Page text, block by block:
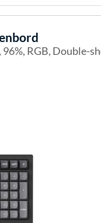
RGB, Double-